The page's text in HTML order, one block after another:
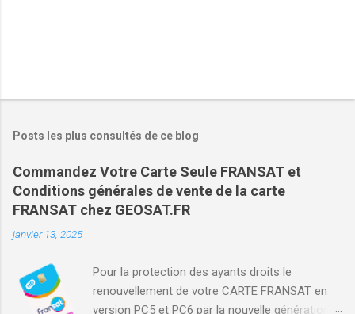
Posts les plus consultés de ce blog
Commandez Votre Carte Seule FRANSAT et
Conditions générales de vente de la carte
FRANSAT chez GEOSAT.FR
janvier 13, 2025
Pour la protection des ayants droits le
renouvellement de votre CARTE FRANSAT en
version PC5 et PC6 par la nouvelle génération